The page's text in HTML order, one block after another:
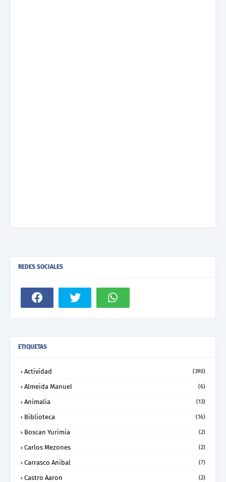
REDES SOCIALES
ETIQUETAS
Actividad (390)
Almeida Manuel (6)
Animalia (13)
Biblioteca (16)
Boscan Yurimia (2)
Carlos Mezones (2)
Carrasco Anibal (7)
Castro Aaron (2)